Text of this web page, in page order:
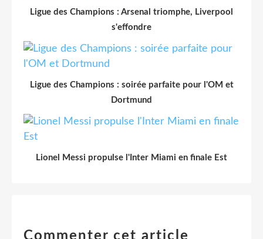
Ligue des Champions : Arsenal triomphe, Liverpool
s'effondre
Ligue des Champions : soirée parfaite pour l'OM et
Dortmund
Lionel Messi propulse l'Inter Miami en finale Est